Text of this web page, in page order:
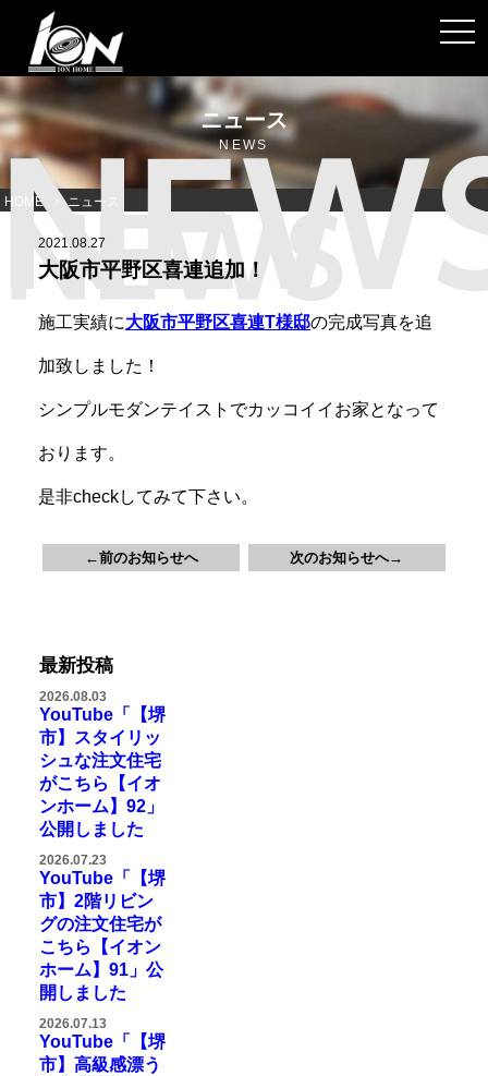
ニュース
NEWS
HOME ニュース
2021.08.27
大阪市平野区喜連追加！
施工実績に大阪市平野区喜連T様邸の完成写真を追
加致しました！
シンプルモダンテイストでカッコイイお家となって
おります。
是非checkしてみて下さい。
←前のお知らせへ 次のお知らせへ→
最新投稿
2026.08.03
YouTube「【堺
市】スタイリッ
シュな注文住宅
がこちら【イオ
ンホーム】92」
公開しました
2026.07.23
YouTube「【堺
市】2階リビン
グの注文住宅が
こちら【イオン
ホーム】91」公
開しました
2026.07.13
YouTube「【堺
市】高級感漂う